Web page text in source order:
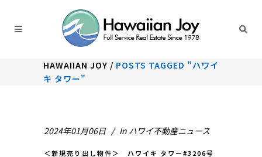
HAWAIIAN JOY / POSTS TAGGED "ハワイ
キ タワー"
2024年01月06日 In ハワイ不動産ニュース
＜新規売り出し物件＞ ハワイキ タワー#3206号